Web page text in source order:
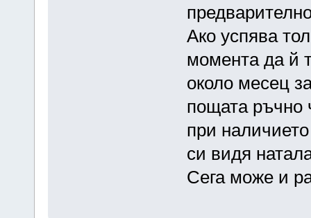
Ако успява
момента да й
около месец
пощата ръчно
при
си видя
Сега може и